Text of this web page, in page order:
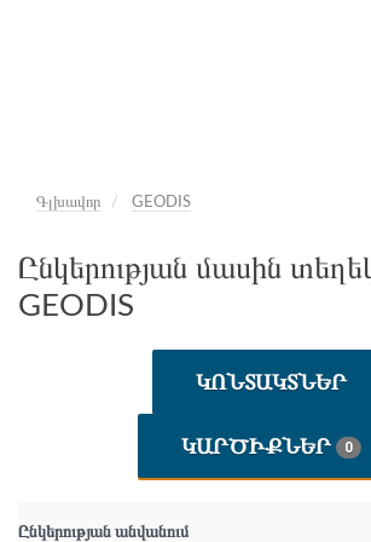
Գլխավոր GEODIS
Ընկերության մասին
GEODIS
ԿՈՆՏԱԿՏՆԵՐ
ԿԱՐԾԻՔՆԵՐ 0
Ընկերության անվանում